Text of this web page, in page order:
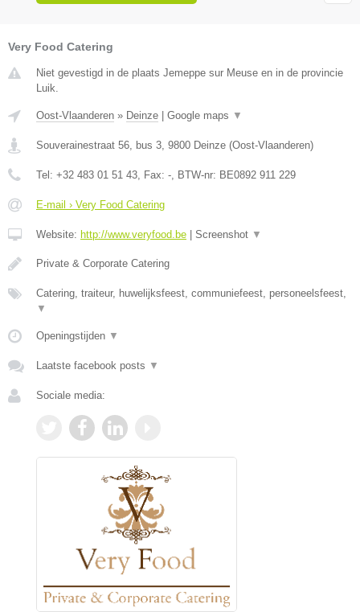
Very Food Catering
Niet gevestigd in de plaats Jemeppe sur Meuse en in de provincie
Luik.
Oost-Vlaanderen » Deinze Google maps ▼
Souverainestraat 56, bus 3, 9800 Deinze (Oost-Vlaanderen)
Tel: +32 483 01 51 43, Fax: -, BTW-nr: BE0892 911 229
E-mail › Very Food Catering
Website: http://www.veryfood.be Screenshot ▼
Private & Corporate Catering
Catering, traiteur, huwelijksfeest, communiefeest, personeelsfeest,
▼
Openingstijden ▼
Laatste facebook posts ▼
Sociale media: